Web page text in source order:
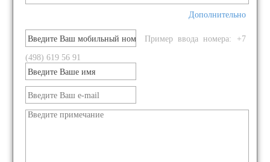
Дополнительно
Пример ввода номера: +7
(498) 619 56 91